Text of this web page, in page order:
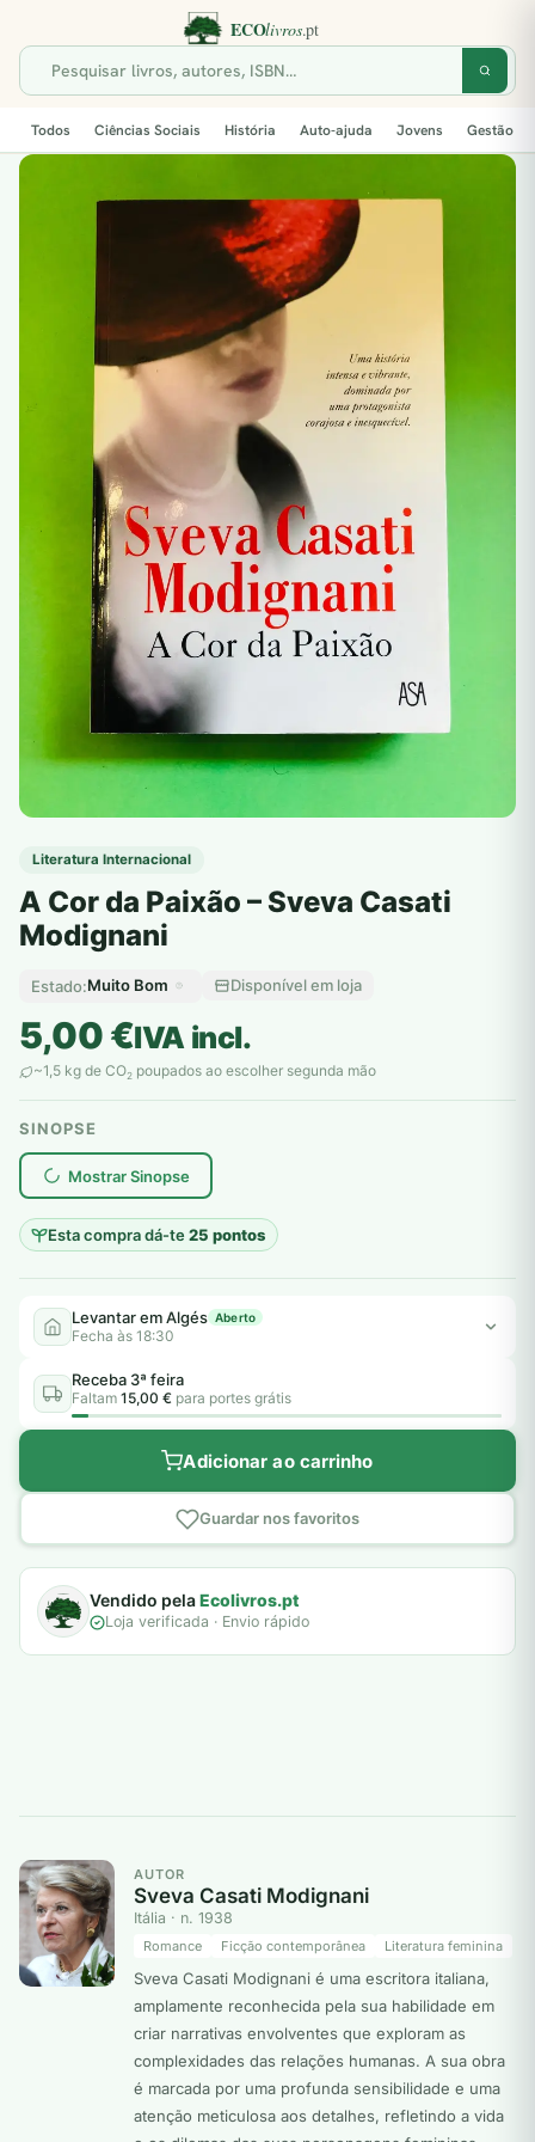
Todos Ciências Sociais História Auto-ajuda Jovens Gestão
Literatura Internacional
A Cor da Paixão – Sveva Casati
Modignani
Estado:Muito Bom Disponível em loja
5,00€IVA incl.
~1,5 kg de CO2 poupados ao escolher segunda mão
SINOPSE
Mostrar Sinopse
Esta compra dá-te25 pontos
plantar árvores reais
Levantar em Algés Aberto
Fecha às 18:30
Receba 3ª feira
Faltam 15,00 € para portes grátis
Adicionar ao carrinho
Guardar nos favoritos
Vendido pelaEcolivros.pt
Loja verificada · Envio rápido
AUTOR
Sveva Casati Modignani
Itália · n. 1938
Romance Ficção contemporânea Literatura feminina
Sveva Casati Modignani é uma escritora italiana,
amplamente reconhecida pela sua habilidade em
criar narrativas envolventes que exploram as
complexidades das relações humanas. A sua obra
é marcada por uma profunda sensibilidade e uma
atenção meticulosa aos detalhes, refletindo a vida